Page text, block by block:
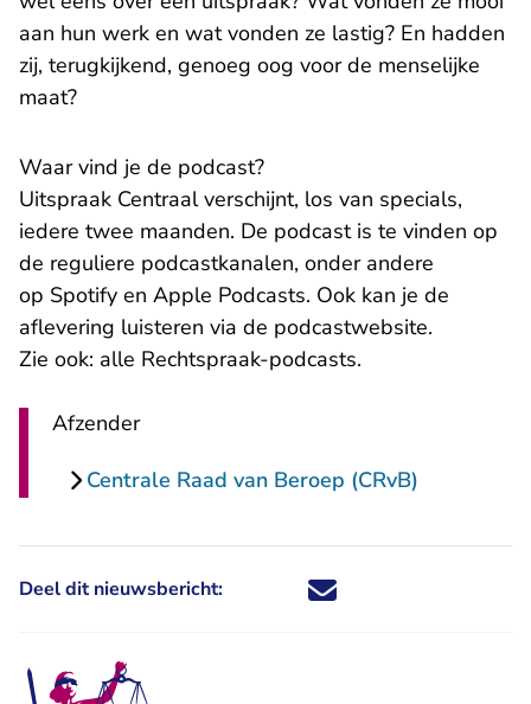
aan hun werk en wat vonden ze lastig? En hadden
zij, terugkijkend, genoeg oog voor de menselijke
maat?
Waar vind je de podcast?
Uitspraak Centraal verschijnt, los van specials,
iedere twee maanden. De podcast is te vinden op
de reguliere podcastkanalen, onder andere
op Spotify- U verlaat Rechtspraak.nl
en Apple Podcasts- U verlaat
. Ook kan je de
aflevering luisteren via de podcastwebsite- U
.
Zie ook: alle Rechtspraak-podcasts.
Afzender
Centrale Raad van Beroep (CRvB)
Deel dit nieuwsbericht: Deel dit nieuwsbericht via X -
Deel dit nieuwsbericht via
Deel dit nieuwsbericht
Deel dit